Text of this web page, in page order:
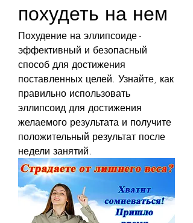
похудеть на нем
Похудение на эллипсоиде -
эффективный и безопасный
способ для достижения
поставленных целей. Узнайте, как
правильно использовать
эллипсоид для достижения
желаемого результата и получите
положительный результат после
недели занятий.